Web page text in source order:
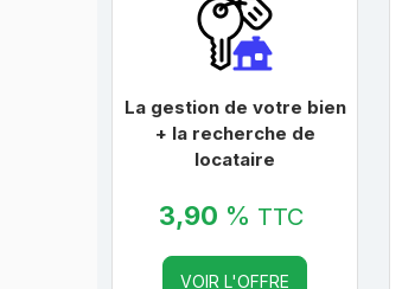
La gestion de votre bien
+ la recherche de
locataire
3,90 % TTC
VOIR L'OFFRE